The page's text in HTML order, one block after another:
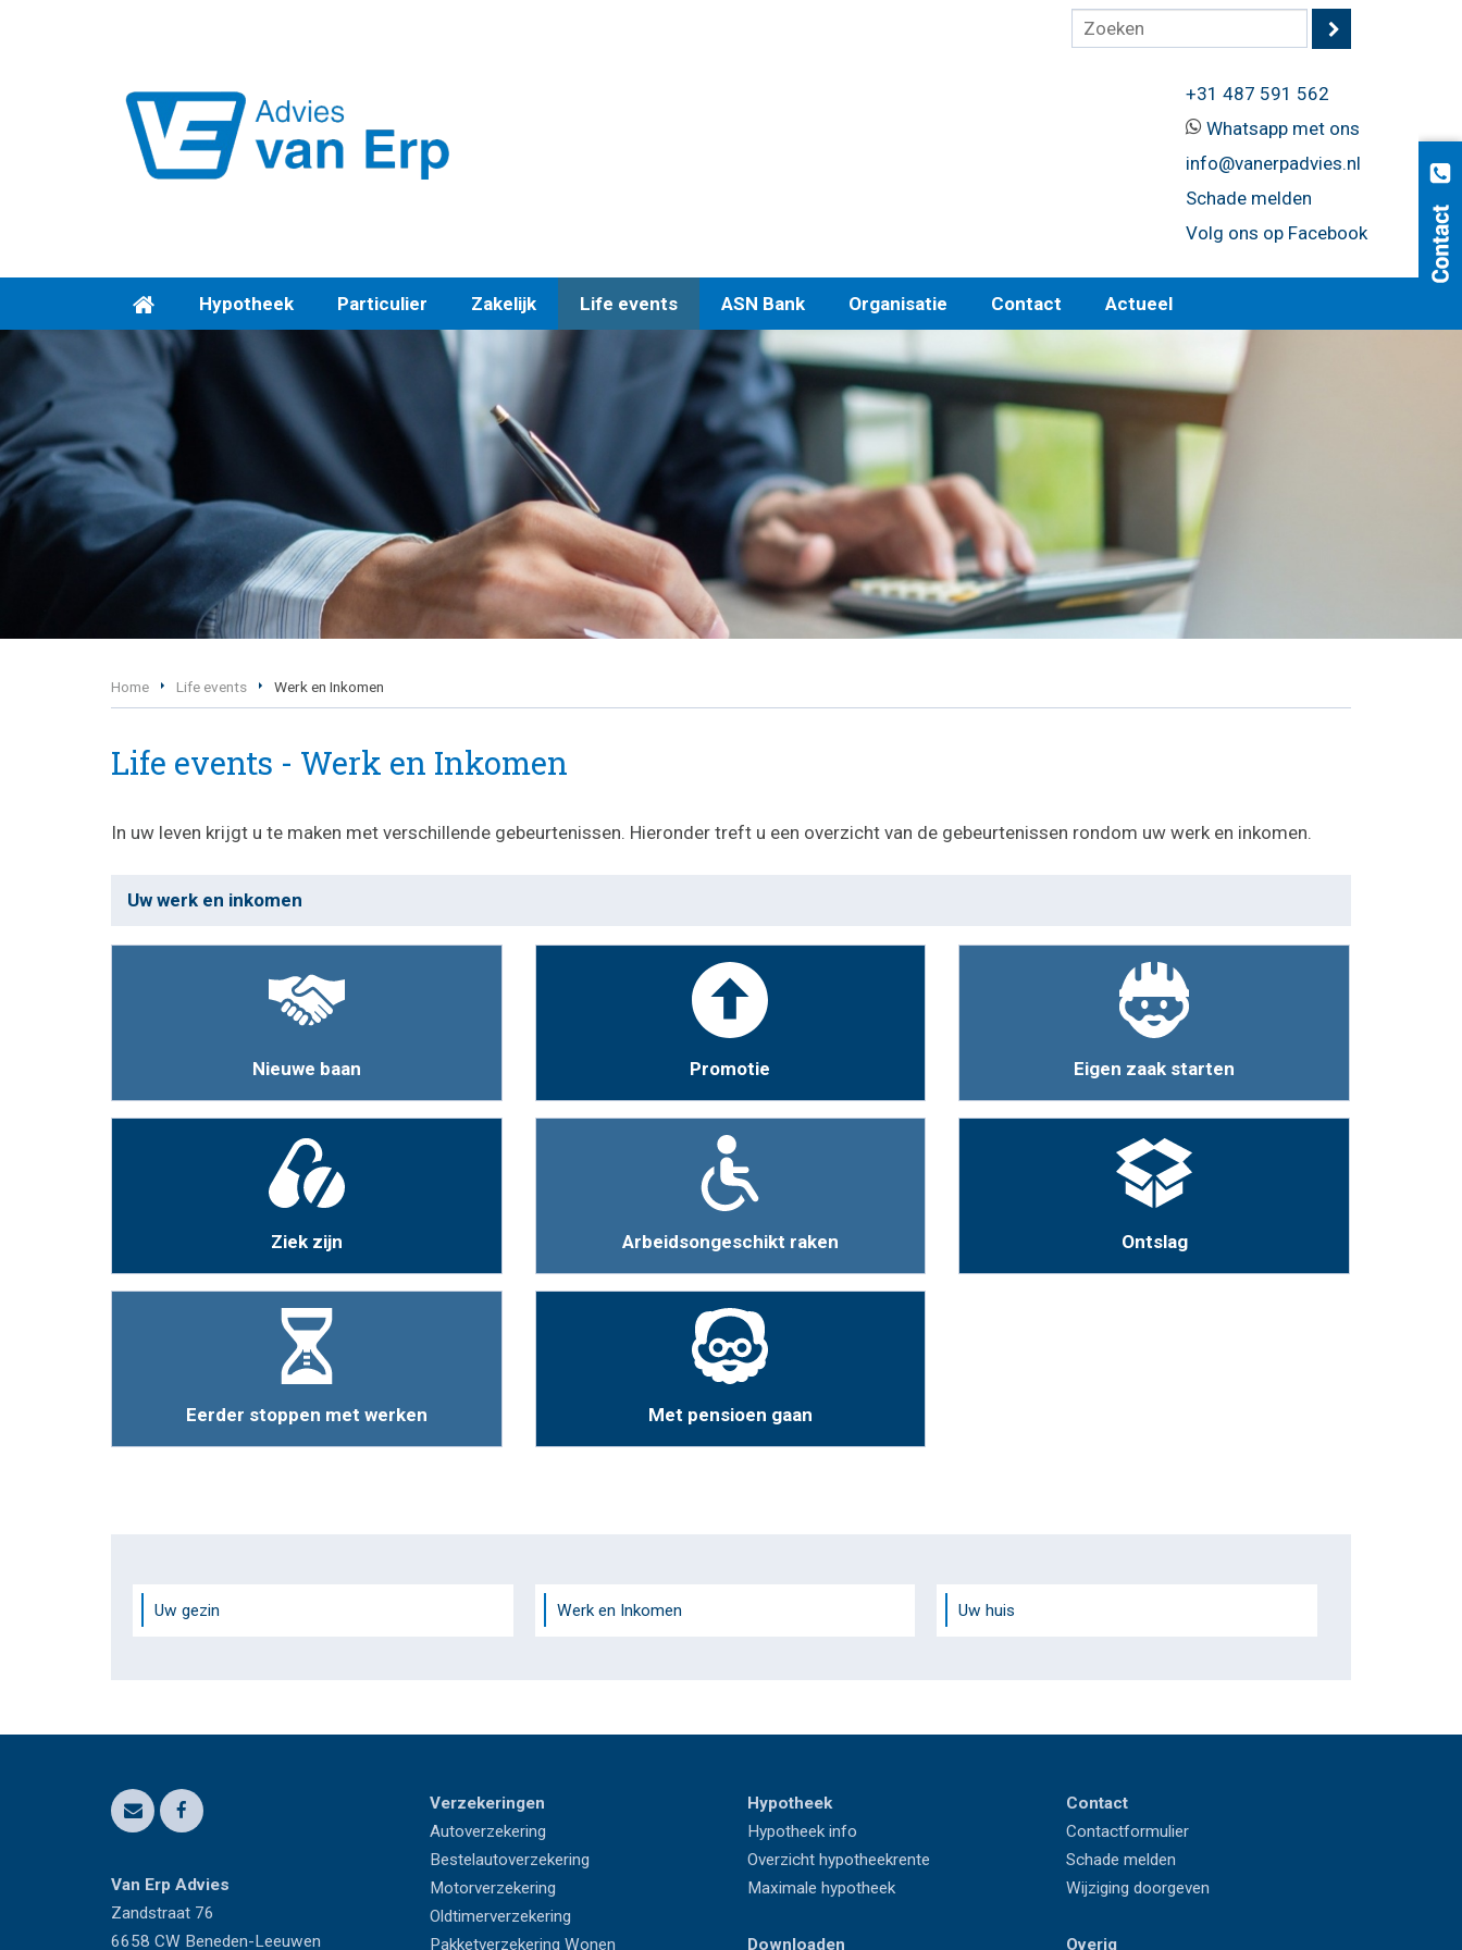
+31 487 591 562
Whatsapp met ons
info@vanerpadvies.nl
Schade melden
Volg ons op Facebook
Hypotheek Particulier Zakelijk Life events ASN Bank Organisatie Contact Actueel
Home Life events Werk en Inkomen
Life events - Werk en Inkomen
In uw leven krijgt u te maken met verschillende gebeurtenissen. Hieronder treft u een overzicht van de gebeurtenissen rondom uw werk en inkomen.
Uw werk en inkomen
Nieuwe baan Promotie Eigen zaak starten
Ziek zijn Arbeidsongeschikt raken Ontslag
Eerder stoppen met werken Met pensioen gaan
Uw gezin Werk en Inkomen Uw huis
Van Erp Advies
Zandstraat 76
6658 CW Beneden-Leeuwen
Verzekeringen
Autoverzekering
Bestelautoverzekering
Motorverzekering
Oldtimerverzekering
Pakketverzekering Wonen
Hypotheek
Hypotheek info
Overzicht hypotheekrente
Maximale hypotheek
Downloaden
Contact
Contactformulier
Schade melden
Wijziging doorgeven
Overig